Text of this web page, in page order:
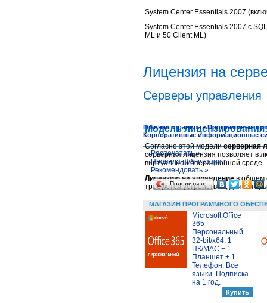
System Center Essentials 2007
System Center Essentials 2007 c
ML и 50 Client ML)
Лицензия на
Серверы управления
Модель
Согласно этой моделисерверная
серверная лицензия позволяет в
виртуальной операционной среде.
Лицензию на управлениев общем
требуются устройствам, для
Главная страница-Программные
Корпоративные информационные
Распечатать »
Правила публикации »
Рекомендовать »
Поделиться…
МАГАЗИН ПРОГРАММНОГО
Microsoft Office
365
Персональный
32-bit/x64. 1
ПК/MAC + 1
Планшет + 1
Телефон. Все
языки. Подписка
на 1 год.